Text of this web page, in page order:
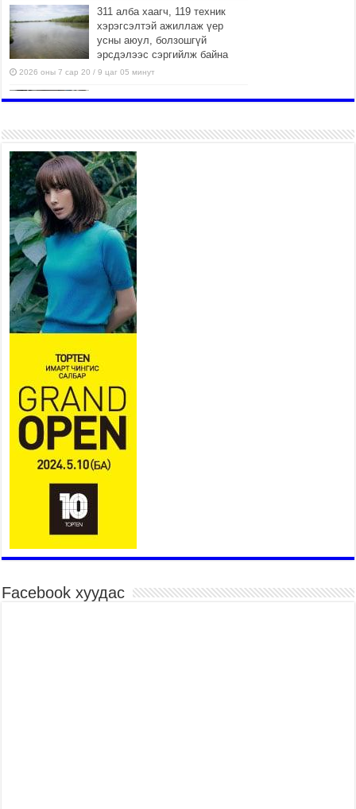
311 алба хаагч, 119 техник
хэрэгсэлтэй ажиллаж үер
усны аюул, болзошгүй
эрсдэлээс сэргийлж байна
2026 оны 7 сар 20 / 9 цаг 05 минут
Аяллаа зөв төлөвлөхийг
2026 оны 7 сар 16 / 11 цаг 50 минут
Үер усны болзошгүй аюулаас
сэргийлж, холбогдох
байгууллагууд өндөржүүлсэн
бэлэн байдалд ажиллаж байна
2026 оны 7 сар 15 / 13 цаг 06 минут
Монгол адууны үнэ цэнийг дэлхийд сурталчлах
“Дэлхийн адууны өдөр”-т 15000 морьтон оролцож
байна
2026 оны 7 сар 15 / 11 цаг 51 минут
Шагайн харвааны насанд хүрэгчдийн багийн
төрөлд 106 багийн 848 харваач өрсөлдөж,
2026 оны 7 сар 15 / 11 цаг 45 минут
Үндэсний их баяр наадмын сур харвааны
шагналыг нийслэлийн Засаг дарга бөгөөд
Улаанбаатар хотын Захирагч Б.Пүрэвдагва
гардууллаа
2026 оны 7 сар 15 / 11 цаг 41 минут
Нийслэлийн Эрүүл мэндийн газраас 45 баг
иргэдэд тусламж, үйлчилгээ үзүүлж байна
2026 оны 7 сар 15 / 11 цаг 30 минут
Хүчит бөхийн барилдааны тавын даваа
2026 оны 7 сар 15 / 11 цаг 26 минут
Төв цэнгэлдэх орчмын цэвэрлэгээ, үйлчилгээнд
161 ажилтан, 27 техниктэй ажиллаж байна
Facebook хуудас